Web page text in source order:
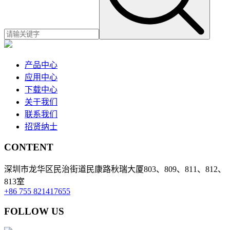
产品中心
应用中心
下载中心
关于我们
联系我们
招贤纳士
CONTENT
深圳市龙华区民治街道民康路秋瑞大厦803、809、811、812、
813室
+86 755 821417655
FOLLOW US